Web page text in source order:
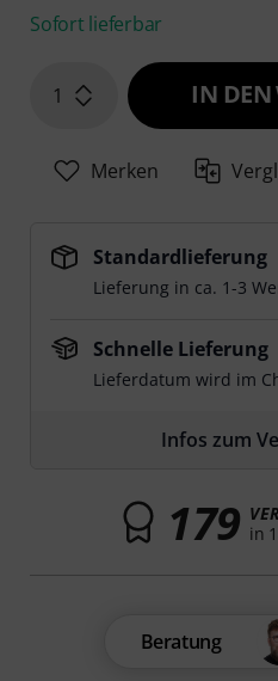
Sofort lieferbar
1 IN DEN
Merken
Standardlieferung
Lieferung in ca. 1-3
Schnelle Lieferung
Lieferdatum wird im
Infos zum
179 in
Beratung